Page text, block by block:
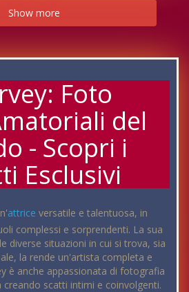
Show more
Foto
del
- Scopri i
Esclusivi
attrice versatile e talentuosa, in
complessi e sorprendenti. La sua
diverse situazioni in cui si trova, sia
la rende un'artista completa e
è anche appassionata di fotografia
creando scatti intimi e coinvolgenti.